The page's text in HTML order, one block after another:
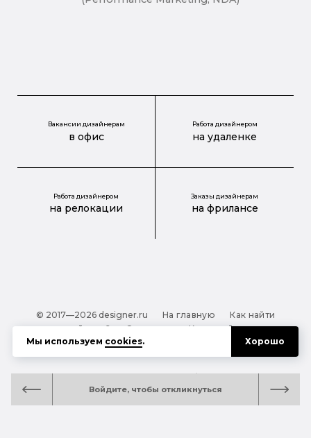
Войдите, чтобы откликнуться
Вакансии дизайнерам
в офис
Работа дизайнером
на удаленке
Работа дизайнером
на релокации
Заказы дизайнерам
на фрилансе
© 2017—2026 designer.ru На главную
Как найти
дизайнера?
О проекте
Карта сайта
Обработка персональных данных
Файлы cookie
руководство для тех, кто заказывает дизайн
Мы используем cookies. Хорошо